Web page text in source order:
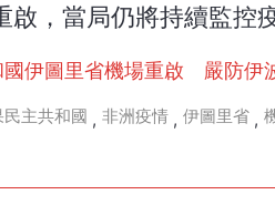
啟，當局仍將持續監
國伊圖里省機場重啟 嚴防伊
民主共和國 , 非洲疫情 , 伊圖里省 ,